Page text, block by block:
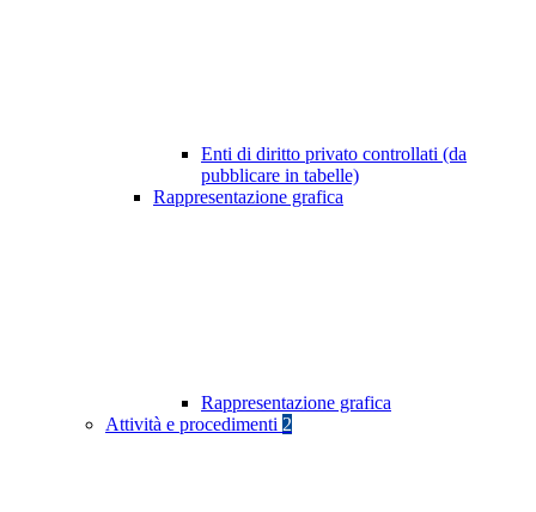
Enti di diritto privato controllati (da
pubblicare in tabelle)
Rappresentazione grafica
Rappresentazione grafica
Attività e procedimenti 2